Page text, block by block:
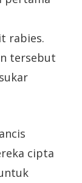
rabies.
tersebut
cipta